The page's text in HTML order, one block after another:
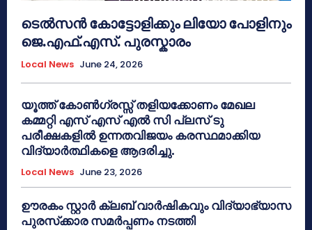
ടെൽസൻ കോട്ടോളിക്കും ലിയോ പോളിനും
ജെ.എഫ്.എസ്. പുരസ്കാരം
Local News June 24, 2026
യൂത്ത് കോൺഗ്രസ്സ് തളിയക്കോണം മേഖല
കമ്മറ്റി എസ് എസ് എൽ സി പ്ലസ് ടു
പരീക്ഷകളിൽ ഉന്നതവിജയം കരസ്ഥമാക്കിയ
വിദ്യാർത്ഥികളെ ആദരിച്ചു.
Local News June 23, 2026
ഊരകം സ്റ്റാർ ക്ലബ് വാർഷികവും വിദ്യാഭ്യാസ
പുരസ്‌ക്കാര സമർപ്പണം നടത്തി